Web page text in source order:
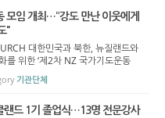
모임 개최…“강도 만난 이웃에게
"
대한민국과 북한, 뉴질랜드와
를 위한 ‘제2차 NZ 국가기도운동
’이 7월 27일 지구촌선교센터에서
도로 진행된 이날 모임은 회개의
기관단체
랜드 1기 졸업식…13명 전문강사